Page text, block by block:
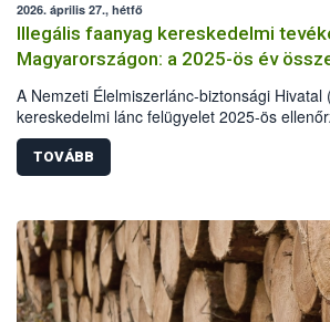
2026. április 27., hétfő
Illegális faanyag kereskedelmi
Magyarországon: a 2025-ös év
A Nemzeti Élelmiszerlánc-biztonsági Hivatal
kereskedelmi lánc felügyelet 2025-ös
illegális fakitermelés esetében más
alapján elkészítette a hazai illegális
helyzetéről szóló összefoglalóját. A 2025-ös
fakitermelés és kereskedelem miatt több
szabott ki bírságot a hatóság. Emellett 110
ingyenes átadására került sor, elsősorban
részére.
TOVÁBB